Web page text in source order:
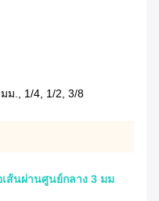
ม., 1/4, 1/2, 3/8
ส้นผ่านศูนย์กลาง 3 มม